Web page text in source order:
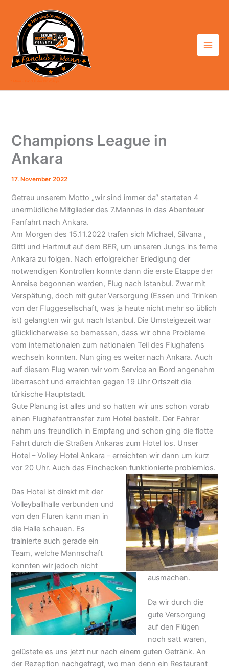
springen
Champions League in
Ankara
17. November 2022
Getreu unserem Motto „wir sind immer da“ starteten 4
unermüdliche Mitglieder des 7.Mannes in das Abenteuer
Fanfahrt nach Ankara.
Am Morgen des 15.11.2022 trafen sich Michael, Silvana ,
Gitti und Hartmut auf dem BER, um unseren Jungs ins ferne
Ankara zu folgen. Nach erfolgreicher Erledigung der
notwendigen Kontrollen konnte dann die erste Etappe der
Anreise begonnen werden, Flug nach Istanbul. Zwar mit
Verspätung, doch mit guter Versorgung (Essen und Trinken
von der Fluggesellschaft, was ja heute nicht mehr so üblich
ist) gelangten wir gut nach Istanbul. Die Umsteigezeit war
glücklicherweise so bemessen, dass wir ohne Probleme
vom internationalen zum nationalen Teil des Flughafens
wechseln konnten. Nun ging es weiter nach Ankara. Auch
auf diesem Flug waren wir vom Service an Bord angenehm
überrascht und erreichten gegen 19 Uhr Ortszeit die
türkische Hauptstadt.
Gute Planung ist alles und so hatten wir uns schon vorab
einen Flughafentransfer zum Hotel bestellt. Der Fahrer
nahm uns freundlich in Empfang und schon ging die flotte
Fahrt durch die Straßen Ankaras zum Hotel los. Unser
Hotel – Volley Hotel Ankara – erreichten wir dann um kurz
vor 20 Uhr. Auch das Einchecken funktionierte problemlos.
Das Hotel ist direkt mit der
Volleyballhalle verbunden und
von den Fluren kann man in
die Halle schauen. Es
trainierte auch gerade ein
Team, welche Mannschaft
konnten wir jedoch nicht
ausmachen.
Da wir durch die
gute Versorgung
auf den Flügen
noch satt waren,
gelüstete es uns jetzt nur nach einem guten Getränk. An
der Rezeption nachgefragt, wo man denn ein Restaurant